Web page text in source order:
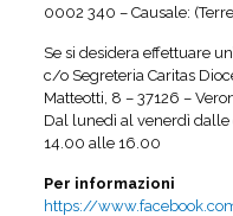
0002 340 – Causale:
Se si desidera effettuare
c/o Segreteria Caritas
Matteotti, 8 – 37126 –
Dal lunedì al venerdì
14.00 alle 16.00
Per informazioni
https://